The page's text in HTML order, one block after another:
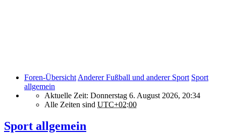
Foren-Übersicht Anderer Fußball und anderer Sport Sport
allgemein
Aktuelle Zeit: Donnerstag 6. August 2026, 20:34
Alle Zeiten sind UTC+02:00
Sport allgemein